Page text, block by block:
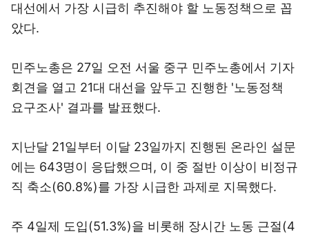
대선에서 가장 시급히 추진해야 할 노동정책으로 꼽
았다.
민주노총은 27일 오전 서울 중구 민주노총에서 기자
회견을 열고 21대 대선을 앞두고 진행한 '노동정책
요구조사' 결과를 발표했다.
지난달 21일부터 이달 23일까지 진행된 온라인 설문
에는 643명이 응답했으며, 이 중 절반 이상이 비정규
직 축소(60.8%)를 가장 시급한 과제로 지목했다.
주 4일제 도입(51.3%)을 비롯해 장시간 노동 근절(4